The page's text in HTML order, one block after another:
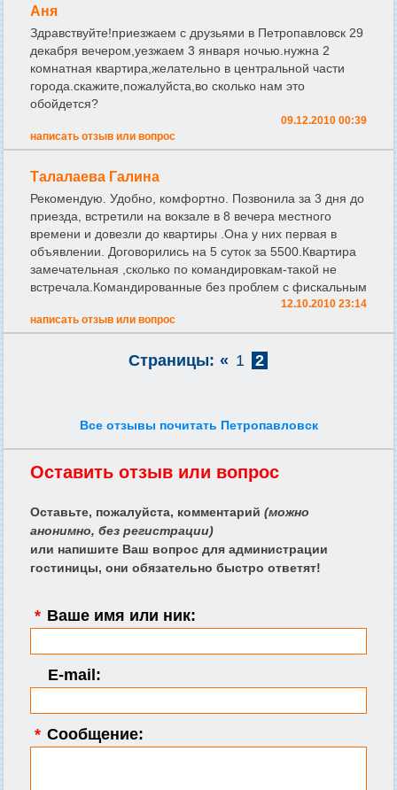
Аня
Здравствуйте!приезжаем с друзьями в Петропавловск 29
декабря вечером,уезжаем 3 января ночью.нужна 2
комнатная квартира,желательно в центральной части
города.скажите,пожалуйста,во сколько нам это
обойдется?
09.12.2010 00:39
написать отзыв или вопрос
Талалаева Галина
Рекомендую. Удобно, комфортно. Позвонила за 3 дня до
приезда, встретили на вокзале в 8 вечера местного
времени и довезли до квартиры .Она у них первая в
объявлении. Договорились на 5 суток за 5500.Квартира
замечательная ,сколько по командировкам-такой не
встречала.Командированные без проблем с фискальным
12.10.2010 23:14
написать отзыв или вопрос
Страницы: « 1 2
Все отзывы почитать Петропавловск
Оставить отзыв или вопрос
Оставьте, пожалуйста, комментарий (можно
анонимно, без регистрации)
или напишите Ваш вопрос для администрации
гостиницы, они обязательно быстро ответят!
* Ваше имя или ник:
E-mail:
* Сообщение: